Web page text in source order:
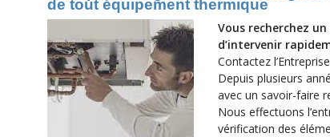
de tout équipement thermique
Vous recherchez
d’intervenir
Contactez
Depuis plusieurs
avec un savoir-faire
Nous effectuons
vérification des